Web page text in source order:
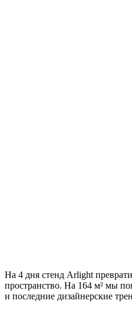
На 4 дня стенд Arlight
пространство. На 164 м² мы
и последние дизайнерские